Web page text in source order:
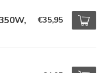
€35,95